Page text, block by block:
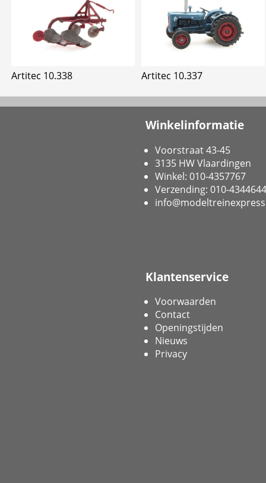
Artitec 10.338 Artitec 10.337
Winkelinformatie
Voorstraat 43-45
3135 HW Vlaardingen
Winkel: 010-4357767
Verzending: 010-4344644
Klantenservice
Voorwaarden
Contact
Openingstijden
Nieuws
Privacy